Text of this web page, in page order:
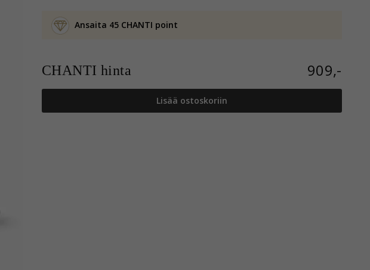
Ansaita 45 CHANTI point
CHANTI hinta 909,-
Lisää ostoskoriin